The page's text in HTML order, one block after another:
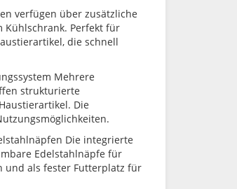
verfügen über zusätzliche
Kühlschrank. Perfekt für
die schnell
Mehrere
strukturierte
Die
Die integrierte
Edelstahlnäpfe für
und als fester Futterplatz für